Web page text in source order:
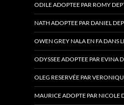
ODILE ADOPTEE PAR ROMY
NATH ADOPTEE PAR DANIEL
OWEN GREY NALA EN FA DANS
ODYSSEE ADOPTEE PAR EVINA
OLEG RESERVÉE PAR
MAURICE ADOPTE PAR NICOLE